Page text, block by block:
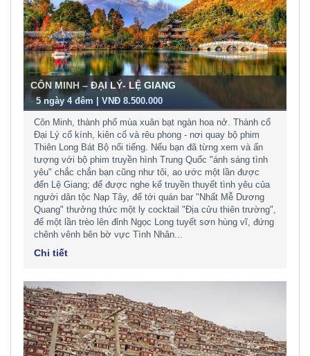
CÔN MINH – ĐẠI LÝ- LỆ GIANG
-5 ngày 4 đêm | VNĐ 8.500.000
Côn Minh, thành phố mùa xuân bạt ngàn hoa nở. Thành cổ
Đại Lý cổ kính, kiên cố và rêu phong - nơi quay bộ phim
Thiên Long Bát Bộ nổi tiếng. Nếu bạn đã từng xem và ấn
tượng với bộ phim truyền hình Trung Quốc "ánh sáng tình
yêu" chắc chắn bạn cũng như tôi, ao ước một lần được
đến Lệ Giang; để được nghe kể truyền thuyết tình yêu của
người dân tộc Nạp Tây, để tới quán bar "Nhất Mễ Dương
Quang" thưởng thức một ly cocktail "Địa cửu thiên trường",
để một lần trèo lên đỉnh Ngọc Long tuyết sơn hùng vĩ, đứng
chênh vênh bên bờ vực Tình Nhân...
Chi tiết